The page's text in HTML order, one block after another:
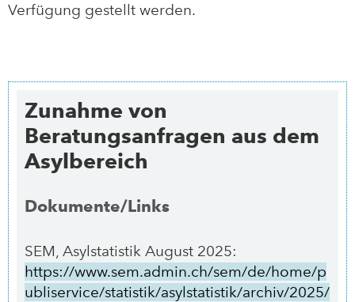
Verfügung gestellt werden.
Zunahme von
Beratungsanfragen aus dem
Asylbereich
Dokumente/Links
SEM, Asylstatistik August 2025:
https://www.sem.admin.ch/sem/de/home/p
ubliservice/statistik/asylstatistik/archiv/2025/